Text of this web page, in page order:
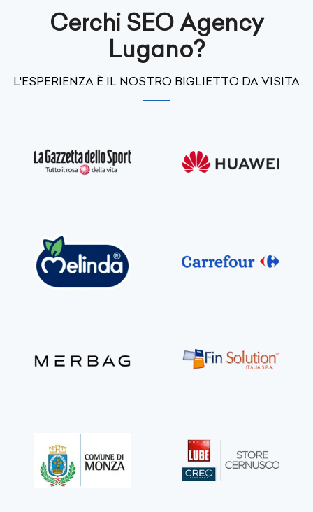
Cerchi SEO Agency
Lugano?
L'ESPERIENZA È IL NOSTRO BIGLIETTO DA VISITA